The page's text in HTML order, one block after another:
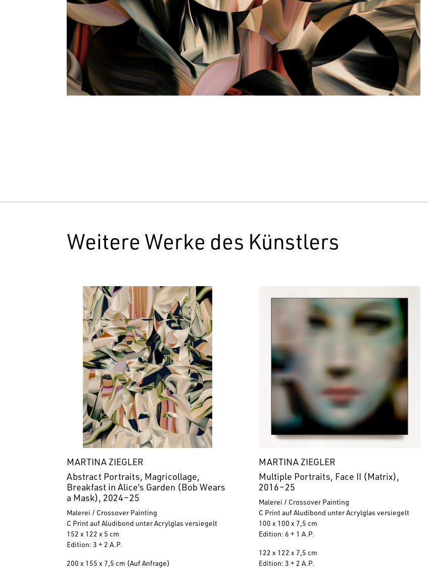
Weitere Werke des Künstlers
MARTINA ZIEGLER
Abstract Portraits, Magricollage,
Breakfast in Alice’s Garden (Bob Wears
a Mask), 2024–25
Malerei / Crossover Painting
C Print auf Aludibond unter Acrylglas versiegelt
152 x 122 x 5 cm
Edition: 3 + 2 A.P.
200 x 155 x 7,5 cm (Auf Anfrage)
MARTINA ZIEGLER
Multiple Portraits, Face II (Matrix),
2016–25
Malerei / Crossover Painting
C Print auf Aludibond unter Acrylglas versiegelt
100 x 100 x 7,5 cm
Edition: 6 + 1 A.P.
122 x 122 x 7,5 cm
Edition: 3 + 2 A.P.